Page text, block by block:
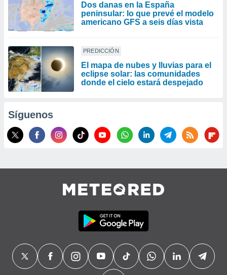
Dos danas en la España
peninsular: lo que prevé el modelo
americano GFS a seis días vista
PREDICCIÓN
​El mapa de nubes y lluvias para el
eclipse solar: las comunidades
donde el cielo estará despejado
Síguenos